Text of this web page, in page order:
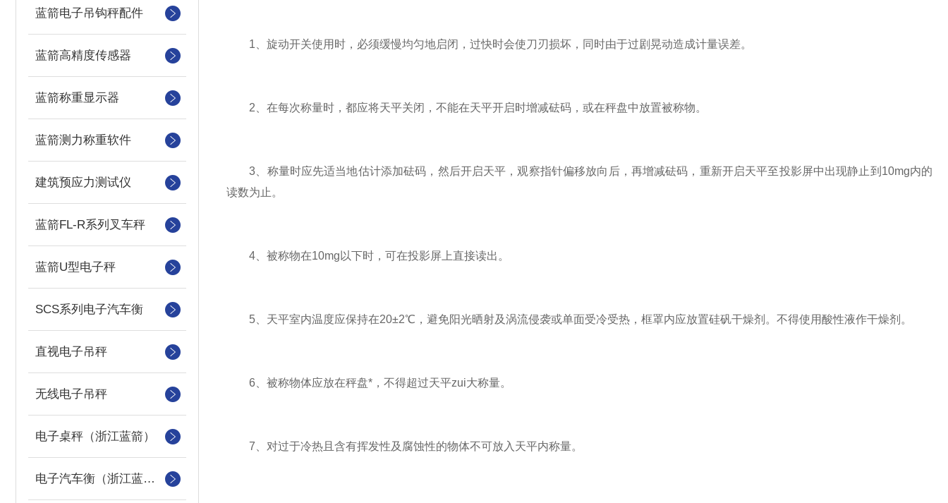
蓝箭电子吊钩秤配件
蓝箭高精度传感器
蓝箭称重显示器
蓝箭测力称重软件
建筑预应力测试仪
蓝箭FL-R系列叉车秤
蓝箭U型电子秤
SCS系列电子汽车衡
直视电子吊秤
无线电子吊秤
电子桌秤（浙江蓝箭）
电子汽车衡（浙江蓝箭汽车衡）
1、旋动开关使用时，必须缓慢均匀地启闭，过快时会使刀刃损坏，同时由于过剧晃动造成计量误差。
2、在每次称量时，都应将天平关闭，不能在天平开启时增减砝码，或在秤盘中放置被称物。
3、称量时应先适当地估计添加砝码，然后开启天平，观察指针偏移放向后，再增减砝码，重新开启天平至投影屏中出现静止到10mg内的
读数为止。
4、被称物在10mg以下时，可在投影屏上直接读出。
5、天平室内温度应保持在20±2℃，避免阳光晒射及涡流侵袭或单面受冷受热，框罩内应放置硅矾干燥剂。不得使用酸性液作干燥剂。
6、被称物体应放在秤盘*，不得超过天平zui大称量。
7、对过于冷热且含有挥发性及腐蚀性的物体不可放入天平内称量。